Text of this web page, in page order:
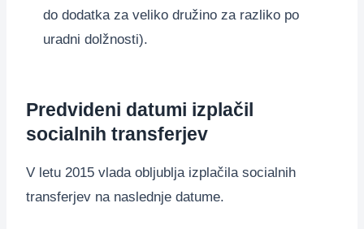
do dodatka za veliko družino za razliko po
uradni dolžnosti).
Predvideni datumi izplačil
socialnih transferjev
V letu 2015 vlada obljublja izplačila socialnih
transferjev na naslednje datume.